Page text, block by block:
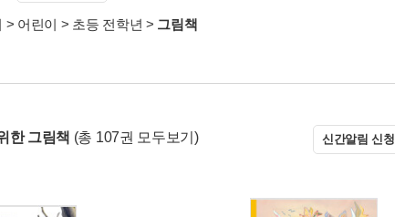
> 어린이 > 초등 전학년 > 그림책
한 그림책 (총 107권 모두보기) 신간알림 신청